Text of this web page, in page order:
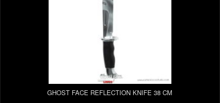
GHOST FACE REFLECTION KNIFE 38 CM